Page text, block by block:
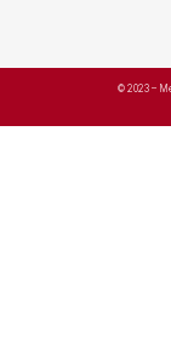
© 2023 –